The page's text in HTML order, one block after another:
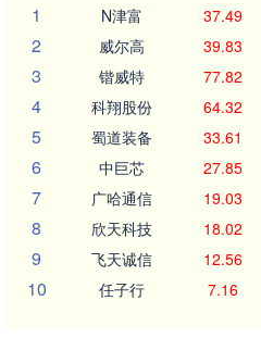
1
N津富 37.49
2 威尔高 39.83
3 锴威特 77.82
4 科翔股份 64.32
5 蜀道装备 33.61
6 中巨芯 27.85
7 广哈通信 19.03
8 欣天科技 18.02
9 飞天诚信 12.56
10 任子行 7.16